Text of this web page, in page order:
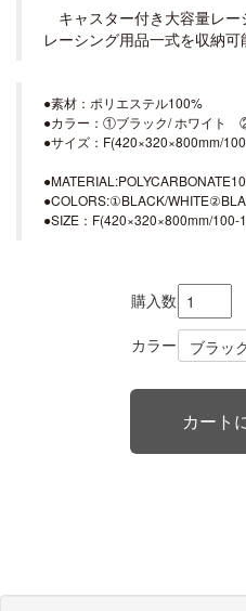
キャスター付き大容量レー
レーシング用品一式を収納可
●素材：ポリエステル100%
●カラー：①ブラック/ ホワイト
●サイズ：F(420×320×800mm/
●COLORS:①BLACK/
●SIZE：F(420×320×800mm/100-
購入数
カラー